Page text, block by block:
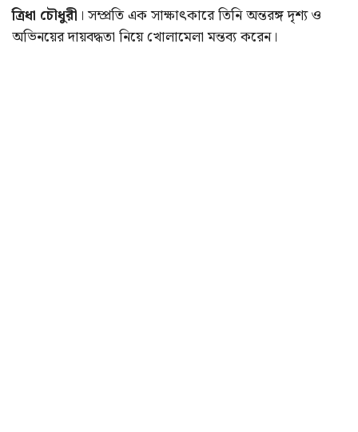
ত্রিধা চৌধুরী । সম্প্রতি এক সাক্ষাৎকারে তিনি অন্তরঙ্গ দৃশ্য ও
অভিনয়ের দায়বদ্ধতা নিয়ে খোলামেলা মন্তব্য করেন।